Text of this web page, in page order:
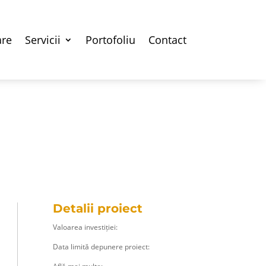
Servicii Portofoliu Contact
Detalii proiect
Valoarea investiției:
Data limită depunere proiect: